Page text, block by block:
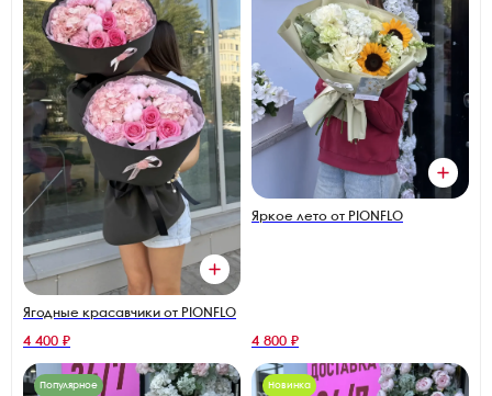
Ягодные красавчики от PIONFLO
4 400 ₽
Яркое лето от PIONFLO
4 800 ₽
Популярное Новинка